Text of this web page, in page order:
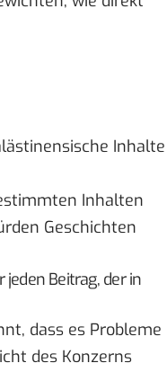
Inhalte
Inhalten
Geschichten
Beitrag, der in
dass es Probleme
des Konzerns